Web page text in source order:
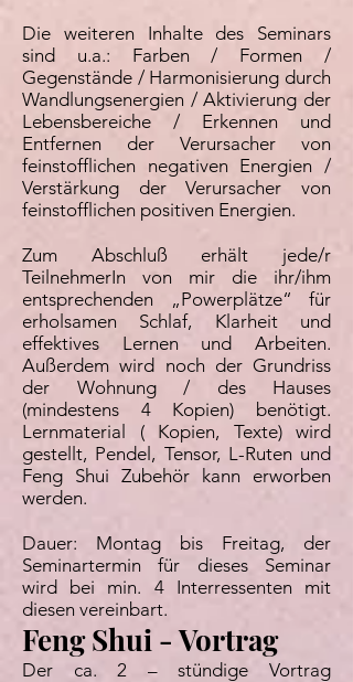
Die weiteren Inhalte des Seminars
sind u.a.: Farben / Formen /
Gegenstände / Harmonisierung durch
Wandlungsenergien / Aktivierung der
Lebensbereiche / Erkennen und
Entfernen der Verursacher von
feinstofflichen negativen Energien /
Verstärkung der Verursacher von
feinstofflichen positiven Energien.
Zum Abschluß erhält jede/r
TeilnehmerIn von mir die ihr/ihm
entsprechenden „Powerplätze“ für
erholsamen Schlaf, Klarheit und
effektives Lernen und Arbeiten.
Außerdem wird noch der Grundriss
der Wohnung / des Hauses
(mindestens 4 Kopien) benötigt.
Lernmaterial ( Kopien, Texte) wird
gestellt, Pendel, Tensor, L-Ruten und
Feng Shui Zubehör kann erworben
werden.
Dauer: Montag bis Freitag, der
Seminartermin für dieses Seminar
wird bei min. 4 Interressenten mit
diesen vereinbart.
Feng Shui - Vortrag
Der ca. 2 – stündige Vortrag